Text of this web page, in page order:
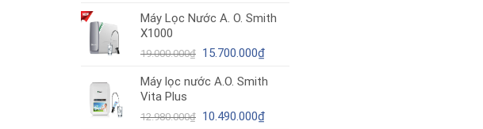
là:
tại
11.900.000₫.
Máy Lọc Nước A. O. Smith
X1000
19.000.000₫ Giá
là:
15.700.000₫Giá
tại
15.700.000₫.
Máy lọc nước A.O. Smith
Vita Plus
12.980.000₫ Giá
10.490.000₫Giá